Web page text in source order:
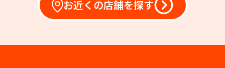
お近くの店舗を探す